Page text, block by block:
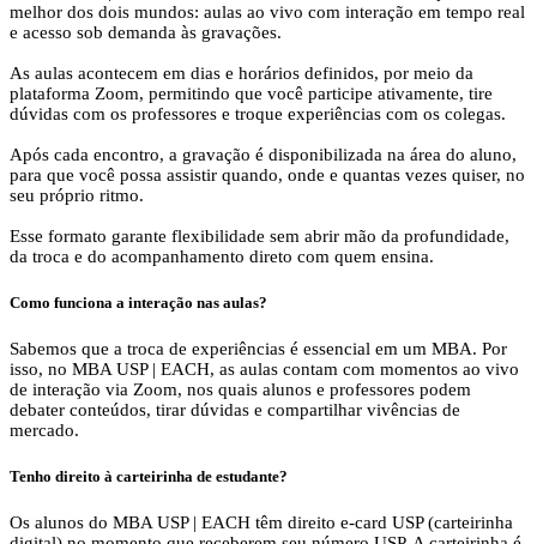
melhor dos dois mundos: aulas ao vivo com interação em tempo real
e acesso sob demanda às gravações.
As aulas acontecem em dias e horários definidos, por meio da
plataforma Zoom, permitindo que você participe ativamente, tire
dúvidas com os professores e troque experiências com os colegas.
Após cada encontro, a gravação é disponibilizada na área do aluno,
para que você possa assistir quando, onde e quantas vezes quiser, no
seu próprio ritmo.
Esse formato garante flexibilidade sem abrir mão da profundidade,
da troca e do acompanhamento direto com quem ensina.
Como funciona a interação nas aulas?
Sabemos que a troca de experiências é essencial em um MBA. Por
isso, no MBA USP | EACH, as aulas contam com momentos ao vivo
de interação via Zoom, nos quais alunos e professores podem
debater conteúdos, tirar dúvidas e compartilhar vivências de
mercado.
Tenho direito à carteirinha de estudante?
Os alunos do MBA USP | EACH têm direito e-card USP (carteirinha